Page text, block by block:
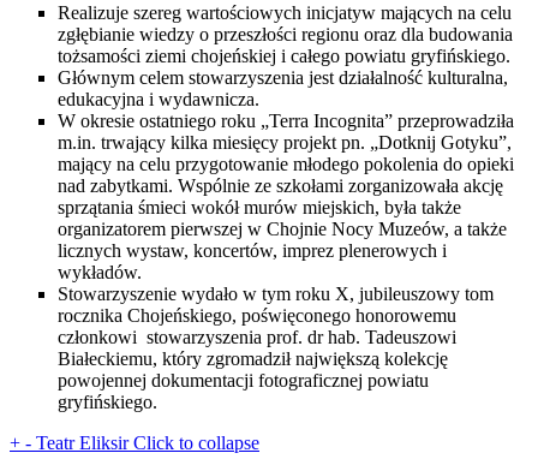
Realizuje szereg wartościowych inicjatyw mających na celu
zgłębianie wiedzy o przeszłości regionu oraz dla budowania
tożsamości ziemi chojeńskiej i całego powiatu gryfińskiego.
Głównym celem stowarzyszenia jest działalność kulturalna,
edukacyjna i wydawnicza.
W okresie ostatniego roku „Terra Incognita” przeprowadziła
m.in. trwający kilka miesięcy projekt pn. „Dotknij Gotyku”,
mający na celu przygotowanie młodego pokolenia do opieki
nad zabytkami. Wspólnie ze szkołami zorganizowała akcję
sprzątania śmieci wokół murów miejskich, była także
organizatorem pierwszej w Chojnie Nocy Muzeów, a także
licznych wystaw, koncertów, imprez plenerowych i
wykładów.
Stowarzyszenie wydało w tym roku X, jubileuszowy tom
rocznika Chojeńskiego, poświęconego honorowemu
członkowi stowarzyszenia prof. dr hab. Tadeuszowi
Białeckiemu, który zgromadził największą kolekcję
powojennej dokumentacji fotograficznej powiatu
gryfińskiego.
+ - Teatr Eliksir Click to collapse